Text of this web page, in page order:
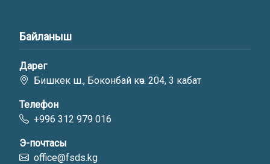
Байланыш
Дарег
Бишкек ш., Боконбай көч. 204, 3 кабат
Телефон
+996 312 979 016
Э-почтасы
office@fsds.kg